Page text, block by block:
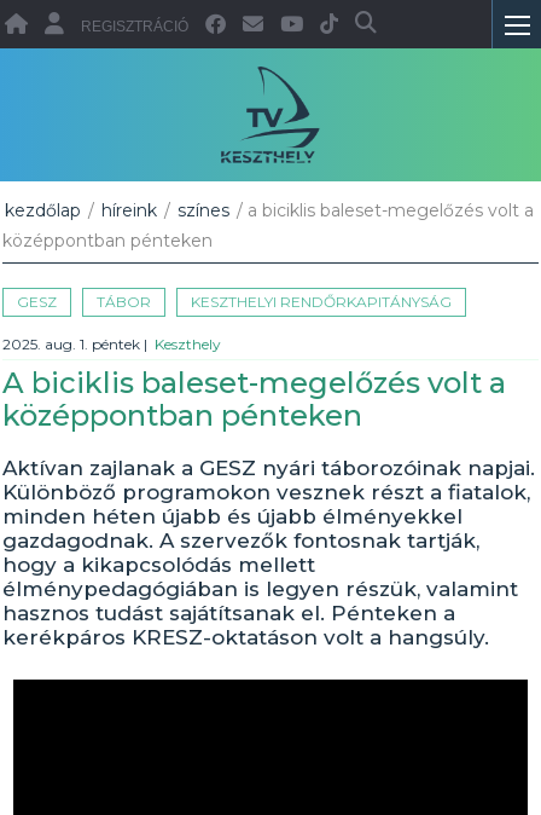
REGISZTRÁCIÓ
kezdőlap / híreink / színes / a biciklis baleset-megelőzés volt a
középpontban pénteken
GESZ TÁBOR KESZTHELYI RENDŐRKAPITÁNYSÁG
2025. aug. 1. péntek | Keszthely
A biciklis baleset-megelőzés volt a
középpontban pénteken
Aktívan zajlanak a GESZ nyári táborozóinak napjai.
Különböző programokon vesznek részt a fiatalok,
minden héten újabb és újabb élményekkel
gazdagodnak. A szervezők fontosnak tartják,
hogy a kikapcsolódás mellett
élménypedagógiában is legyen részük, valamint
hasznos tudást sajátítsanak el. Pénteken a
kerékpáros KRESZ-oktatáson volt a hangsúly.